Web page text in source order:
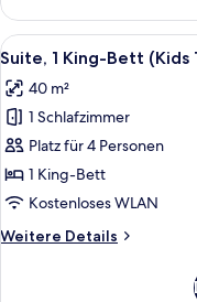
1 King-
Bett,
Poolzugang
Alle
Fotos
für
Suite,
1 King-
Bett
(Kids
anzeigen
11
Suite, 1 King-Bett (Kids
40 m²
1 Schlafzimmer
Platz für 4 Personen
1 King-Bett
Kostenloses WLAN
Weitere Details
Weitere